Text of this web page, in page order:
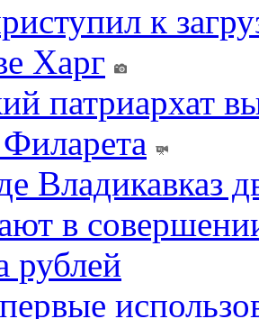
к
Харг
патриархат
Владикавказ
в
рублей